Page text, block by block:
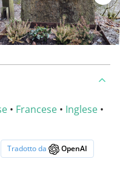
• Francese • Inglese •
Tradotto da OpenAI